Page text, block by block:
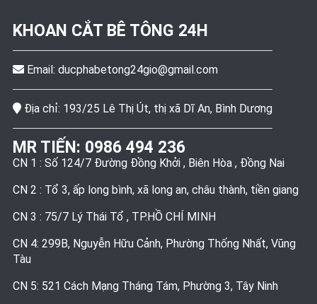
KHOAN CẮT BÊ TÔNG 24H
Email: ducphabetong24gio@gmail.com
Địa chỉ: 193/25 Lê Thị Út, thị xã Dĩ An, Bình Dương
MR TIẾN: 0986 494 236
CN 1 : Số 124/7 Đường Đồng Khởi , Biên Hòa , Đồng Nai
CN 2 : Tổ 3, ấp long bình, xã long an, châu thành, tiền giang
CN 3 : 75/7 Lý Thái Tổ , TP.HỒ CHÍ MINH
CN 4: 299B, Nguyễn Hữu Cảnh, Phường Thống Nhất, Vũng
Tàu
CN 5: 521 Cách Mạng Tháng Tám, Phường 3, Tây Ninh